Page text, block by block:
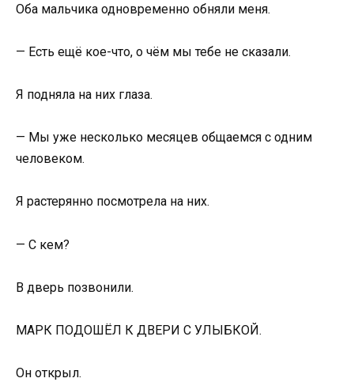
Оба мальчика одновременно обняли меня.
— Есть ещё кое-что, о чём мы тебе не сказали.
Я подняла на них глаза.
— Мы уже несколько месяцев общаемся с одним
человеком.
Я растерянно посмотрела на них.
— С кем?
В дверь позвонили.
МАРК ПОДОШЁЛ К ДВЕРИ С УЛЫБКОЙ.
Он открыл.